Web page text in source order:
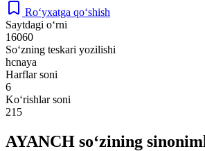
Ro‘yxatga qo‘shish
Saytdagi o‘rni
16060
So‘zning teskari yozilishi
hcnaya
Harflar soni
6
Ko‘rishlar soni
215
AYANCH so‘zining